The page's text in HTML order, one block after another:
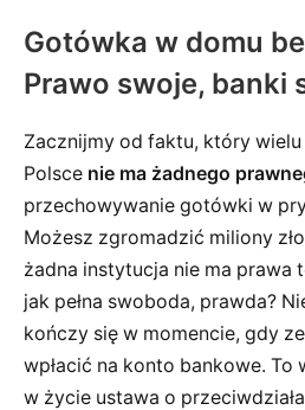
Gotówka w domu
Prawo swoje, banki
Zacznijmy od faktu, który
Polsce nie ma żadnego
przechowywanie gotówki w
Możesz zgromadzić miliony
żadna instytucja nie ma prawa
jak pełna swoboda, prawda?
kończy się w momencie, gdy
wpłacić na konto bankowe. To
w życie ustawa o